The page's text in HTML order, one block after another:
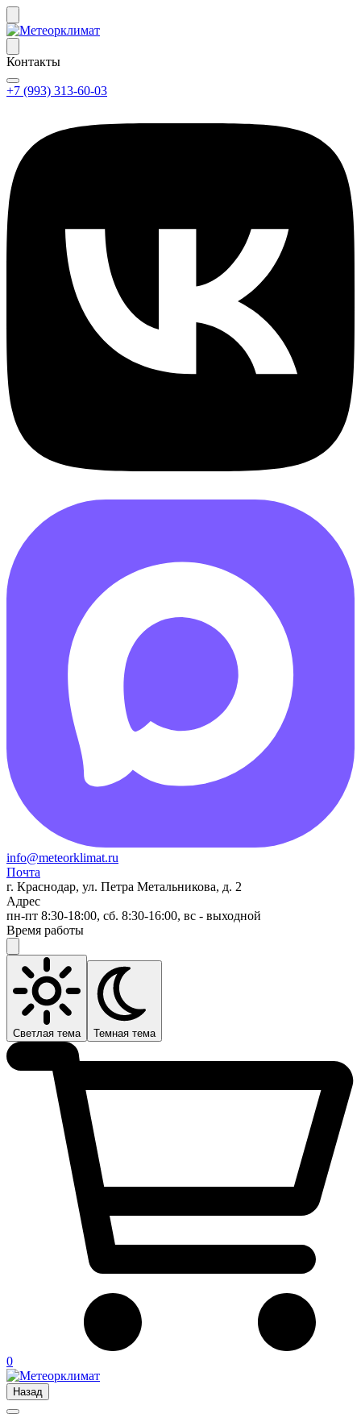
Контакты
+7 (993) 313-60-03
info@meteorklimat.ru
Почта
г. Краснодар, ул. Петра Метальникова, д. 2
Адрес
пн-пт 8:30-18:00, сб. 8:30-16:00, вс - выходной
Время работы
Светлая тема Темная тема
0
Назад